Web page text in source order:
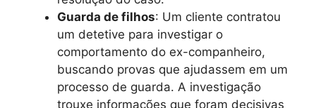
Guarda de filhos: Um cliente contratou
um detetive para investigar o
comportamento do ex-companheiro,
buscando provas que ajudassem em um
processo de guarda. A investigação
trouxe informações que foram decisivas